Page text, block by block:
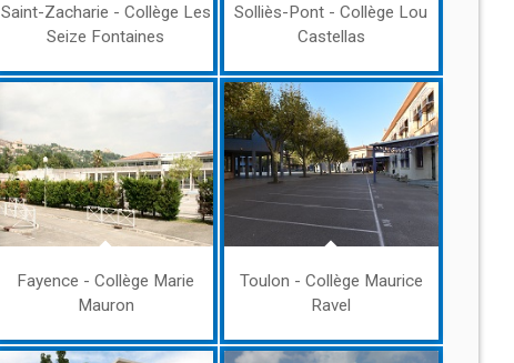
Saint-Zacharie - Collège Les
Seize Fontaines
Solliès-Pont - Collège Lou
Castellas
Fayence - Collège Marie
Mauron
Toulon - Collège Maurice
Ravel